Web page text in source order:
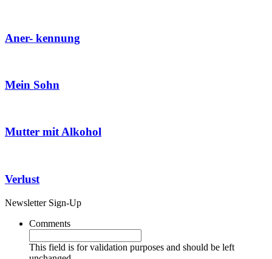
Aner- kennung
Mein Sohn
Mutter mit Alkohol
Verlust
Newsletter Sign-Up
Comments
This field is for validation purposes and should be left